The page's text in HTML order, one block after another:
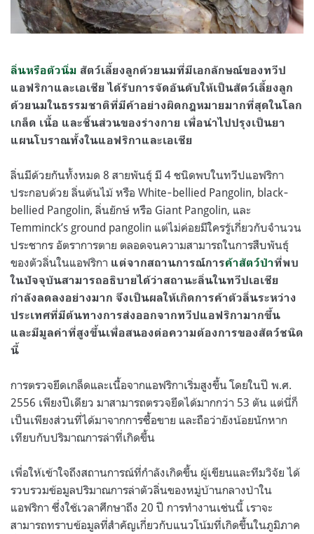
ลิ่นหรือตัวนิ่ม สัตว์เลี้ยงลูกด้วยนมที่มีเอกลักษณ์ของทวีป
แอฟริกาและเอเชีย ได้รับการจัดอันดับให้เป็นสัตว์เลี้ยงลูก
ด้วยนมในธรรมชาติที่มีค้าอย่างผิดกฎหมายมากที่สุดในโลก
เกล็ด เนื้อ และชิ้นส่วนของร่างกาย เพื่อนำไปปรุงเป็นยา
แผนโบราณทั้งในแอฟริกาและเอเชีย
ลิ่นมีด้วยกันทั้งหมด 8 สายพันธุ์ มี 4 ชนิดพบในทวีปแอฟริกา
ประกอบด้วย ลิ่นต้นไม้ หรือ White‐bellied Pangolin, black‐
bellied Pangolin, ลิ่นยักษ์ หรือ Giant Pangolin, และ
Temminck’s ground pangolin แต่ไม่ค่อยมีใครรู้เกี่ยวกับจำนวน
ประชากร อัตราการตาย ตลอดจนความสามารถในการสืบพันธุ์
ของตัวลิ่นในแอฟริกา แต่จากสถานการณ์การค้าสัตว์ป่าที่พบ
ในปัจจุบันสามารถอธิบายได้ว่าสถานะลิ่นในทวีปเอเชีย
กำลังลดลงอย่างมาก จึงเป็นผลให้เกิดการค้าตัวลิ่นระหว่าง
ประเทศที่มีต้นทางการส่งออกจากทวีปแอฟริกามากขึ้น
และมีมูลค่าที่สูงขึ้นเพื่อสนองต่อความต้องการของสัตว์ชนิด
นี้
การตรวจยึดเกล็ดและเนื้อจากแอฟริกาเริ่มสูงขึ้น โดยในปี พ.ศ.
2556 เพียงปีเดียว มาสามารถตรวจยึดได้มากกว่า 53 ตัน แต่นี่ก็
เป็นเพียงส่วนที่ได้มาจากการซื้อขาย และถือว่ายังน้อยนักหาก
เทียบกับปริมาณการล่าที่เกิดขึ้น
เพื่อให้เข้าใจถึงสถานการณ์ที่กำลังเกิดขึ้น ผู้เขียนและทีมวิจัย ได้
รวบรวมข้อมูลปริมาณการล่าตัวลิ่นของหมู่บ้านกลางป่าใน
แอฟริกา ซึ่งใช้เวลาศึกษาถึง 20 ปี การทำงานเช่นนี้ เราจะ
สามารถทราบข้อมูลที่สำคัญเกี่ยวกับแนวโน้มที่เกิดขึ้นในภูมิภาค